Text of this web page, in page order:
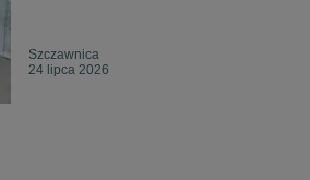
Szczawnica
24 lipca 2026